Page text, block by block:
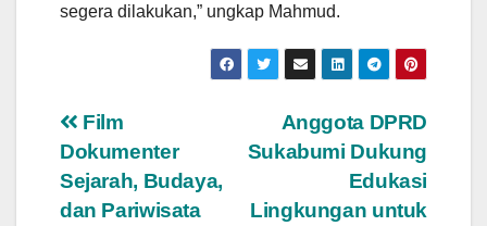
segera dilakukan,” ungkap Mahmud.
Navigasi
pos
Anggota DPRD
Sukabumi Dukung
Edukasi
Lingkungan untuk
Film
Dokumenter
Sejarah, Budaya,
dan Pariwisata